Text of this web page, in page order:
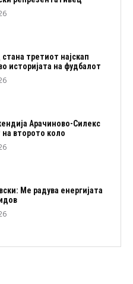
третиот најскап
историјата на фудбалот
Арачиново-Силекс
на второто коло
Ме радува енергијата